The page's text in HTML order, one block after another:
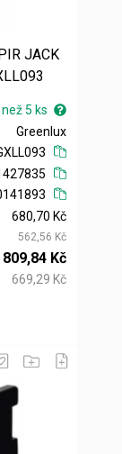
JACK
5 ks
Greenlux
680,70 Kč
562,56 Kč
809,84 Kč
669,29 Kč